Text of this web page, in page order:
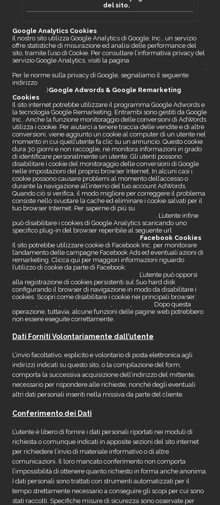
del sito.
Google Analytics Cookies
Il nostro sito utilizza Google Analytics di Google, Inc., un servizio
offre statistiche di misurazione ed analisi delle performance del
sito, tramite l’uso di Cookie. Per consultare l’informativa privacy del
servizio Google Analytics, visiti la pagina
.
Per le norme sulla privacy di Google, segnaliamo il seguente
indirizzo
.)Google Adwords & Google Remarketing
Cookies
Il sito internet potrebbe utilizzare il programma Google Adwords e
la tecnologia Google Remarketing. Entrambi sono gestiti da Google
Inc.. Anche la funzione monitoraggio delle conversioni di AdWords
utilizza i cookie. Per aiutarci a tenere traccia delle vendite e di altre
conversioni, viene aggiunto un cookie al computer di un utente nel
momento in cui quell’utente fa clic su un annuncio. Questo cookie
dura 30 giorni e non raccoglie, né monitora informazioni in grado
di identificare personalmente un utente. Gli utenti possono
disabilitare i cookie del monitoraggio delle conversioni di Google
nelle impostazioni del proprio browser Internet. In alcuni casi i
cookie possono causare problemi al momento dell’accesso o
durante la navigazione all’interno del tuo account AdWords.
Quando ciò si verifica, il modo migliore per correggere il problema
consiste nello svuotare la cache ed eliminare i cookie salvati per il
tuo browser Internet. Per saperne di più su
. L’utente infine
può disabilitare i cookies di Google Analytics scaricando uno
specifico plug-in del browser reperibile al seguente url
.Facebook Cookies
Il sito potrebbe utilizzare cookie di Facebook Inc. per monitorare
l’andamento delle campagne Facebook Ads ed eventuali azioni di
remarketing. Clicca qui per maggiori informazioni riguardo
l’utilizzo di cookie da parte di Facebook:
L’utente può opporsi
alla registrazione di cookies persistenti sul Suo hard disk
configurando il browser di navigazione in modo da disabilitare i
cookies. Scopri come disabilitare i cookie nei principali browser:
, , , ,
. Dopo questa
operazione, tuttavia, alcune funzioni delle pagine web potrebbero
non essere eseguite correttamente.
Dati Forniti Volontariamente dall’utente
L’invio facoltativo, esplicito e volontario di posta elettronica agli
indirizzi indicati su questo sito, o la compilazione del form,
comporta la successiva acquisizione dell’indirizzo del mittente,
necessario per rispondere alle richieste, nonché degli eventuali
altri dati personali inseriti nella missiva da parte del cliente.
Conferimento dei Dati
L’utente è libero di fornire i dati personali riportati nei moduli di
richiesta o comunque indicati in apposite sezioni del sito internet
per richiedere l’invio di materiale informativo o di altre
comunicazioni. Il loro mancato conferimento non comporta
l’impossibilità di ottenere quanto richiesto in forma anche anonima.
I dati personali sono trattati con strumenti automatizzati per il
tempo strettamente necessario a conseguire gli scopi per cui sono
stati raccolti. Specifiche misure di sicurezza sono osservate per